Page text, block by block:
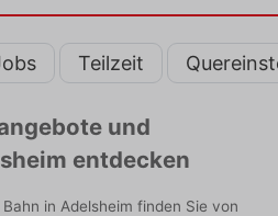
Teilzeit
und
entdecken
in Adelsheim finden Sie von